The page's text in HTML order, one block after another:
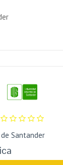
Santander